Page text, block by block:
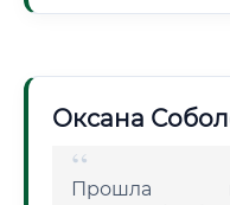
Оксана
Прошла